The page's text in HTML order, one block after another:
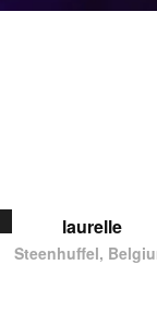
laurelle
Steenhuffel,